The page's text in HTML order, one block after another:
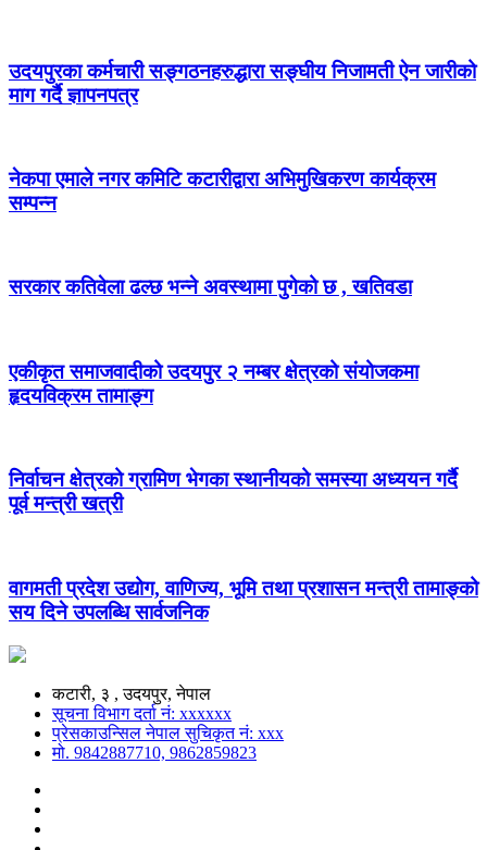
उदयपुरका कर्मचारी सङ्गठनहरुद्धारा सङ्घीय निजामती ऐन जारीको
माग गर्दै ज्ञापनपत्र
नेकपा एमाले नगर कमिटि कटारीद्वारा अभिमुखिकरण कार्यक्रम
सम्पन्न
सरकार कतिवेला ढल्छ भन्ने अवस्थामा पुगेको छ , खतिवडा
एकीकृत समाजवादीको उदयपुर २ नम्बर क्षेत्रको संयोजकमा
हृदयविक्रम तामाङ्ग
निर्वाचन क्षेत्रको ग्रामिण भेगका स्थानीयको समस्या अध्ययन गर्दै
पूर्व मन्त्री खत्री
वागमती प्रदेश उद्योग, वाणिज्य, भूमि तथा प्रशासन मन्त्री तामाङ्को
सय दिने उपलब्धि सार्वजनिक
कटारी, ३ , उदयपुर, नेपाल
सूचना विभाग दर्ता नं: xxxxxx
प्रेसकाउन्सिल नेपाल सुचिकृत नं: xxx
मो. 9842887710, 9862859823